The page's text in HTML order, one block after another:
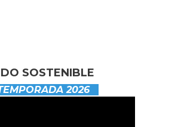
SOSTENIBLE
2026